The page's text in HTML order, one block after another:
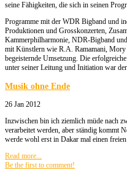
seine Fähigkeiten, die sich in seinen
Programme mit der WDR Bigband und
Produktionen und Grosskonzerten,
Kammerphilharmonie, NDR-Bigband
mit Künstlern wie R.A. Ramamani, Mory
begeisternde Umsetzung. Die
unter seiner Leitung und Initiation war
Musik ohne Ende
26 Jan 2012
Inzwischen bin ich ziemlich müde nach
verarbeitet werden, aber ständig kommt
werde wohl erst in Dakar mal einen
Read more...
Be the first to comment!